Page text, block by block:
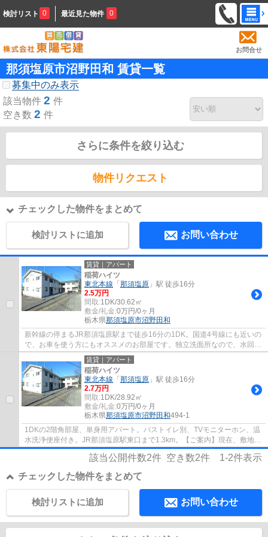
検討リスト 0 最近見た物件 0
お問合せ
那須塩原市沼野田和 賃貸一覧
募集中のみ表示
該当物件 2 件
空き数 2 件
さらに条件を絞り込む
物件リクエスト
チェックした物件をまとめて
検討リストに追加 お問い合わせ
賃貸｜アパート
稲荷ハイツ
東北本線 「 那須塩原 」駅 徒歩16分
2.5万円
間取:1DK/30.62㎡
敷金/礼金:0万円/0ヶ月
栃木県那須塩原市沼野田和
新幹線の停まるJR那須塩原駅まで徒歩16分の1DK。国道4号線にも近いの
で、お車を使う方にもオススメのお部屋です。独立洗面所なので、水回り
もしっかりと分けられます。新生活はこのお...
賃貸｜アパート
稲荷ハイツ
東北本線 「 那須塩原 」駅 徒歩16分
2.7万円
間取:1DK/28.92㎡
敷金/礼金:0万円/0ヶ月
栃木県那須塩原市沼野田和494-1
1DKの2階角部屋、単身用アパート。バストイレ別、TVモニターホン、温
水洗浄便座付き。JR那須塩原駅東口まで1.3km。【ご案内】現在、敷地内
駐車場に空きがございません。
該当公開件数2件 空き数2件 1-2件表示
チェックした物件をまとめて
お問い合わせ
検討リストに追加